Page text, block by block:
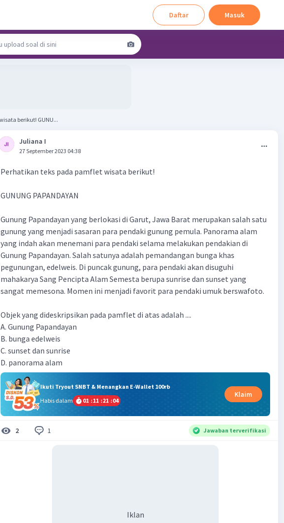
Daftar Masuk
Perhatikan teks pada pamflet wisata berikut! GUNU...
Juliana I
27 September 2023 04:38
Perhatikan teks pada pamflet wisata berikut!
GUNUNG PAPANDAYAN
Gunung Papandayan yang berlokasi di Garut, Jawa Barat merupakan salah satu
gunung yang menjadi sasaran para pendaki gunung pemula. Panorama alam
yang indah akan menemani para pendaki selama melakukan pendakian di
Gunung Papandayan. Salah satunya adalah pemandangan bunga khas
pegunungan, edelweis. Di puncak gunung, para pendaki akan disuguhi
mahakarya Sang Pencipta Alam Semesta berupa sunrise dan sunset yang
sangat memesona. Momen ini menjadi favorit para pendaki umuk berswafoto.
Objek yang dideskripsikan pada pamflet di atas adalah ....
A. Gunung Papandayan
B. bunga edelweis
C. sunset dan sunrise
D. panorama alam
Ikuti Tryout SNBT & Menangkan E-Wallet 100rb
Habis dalam
01 :11 :21 :03
Klaim
2 1 Jawaban terverifikasi
Iklan